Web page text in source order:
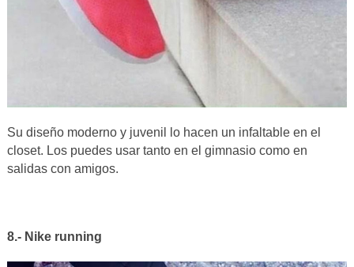
Su diseño moderno y juvenil lo hacen un infaltable en el
closet. Los puedes usar tanto en el gimnasio como en
salidas con amigos.
8.- Nike running